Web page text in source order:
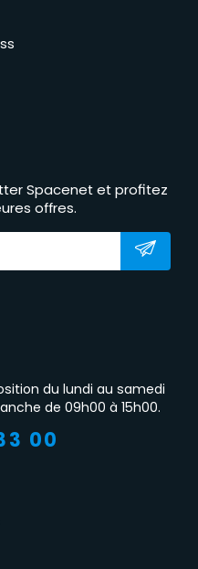
Spacenet et profitez
offres.
du lundi au samedi
de 09h00 à 15h00.
00